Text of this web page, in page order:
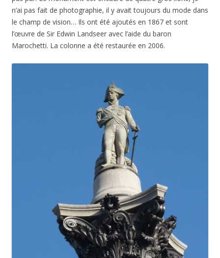
n’ai pas fait de photographie, il y avait toujours du mode dans
le champ de vision… Ils ont été ajoutés en 1867 et sont
l’œuvre de Sir Edwin Landseer avec l’aide du baron
Marochetti. La colonne a été restaurée en 2006.